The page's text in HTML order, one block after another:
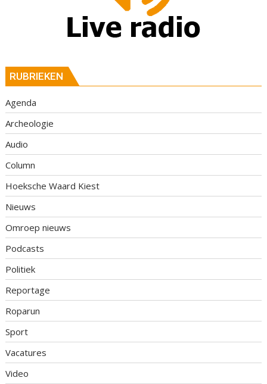
RUBRIEKEN
Agenda
Archeologie
Audio
Column
Hoeksche Waard Kiest
Nieuws
Omroep nieuws
Podcasts
Politiek
Reportage
Roparun
Sport
Vacatures
Video